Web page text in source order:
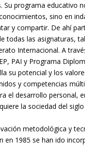
Su programa educativo
sino en
y compartir. De ahí
todas las asignaturas,
Internacional. A
PAI y Programa
su potencial y los
y competencias
el desarrollo personal,
la sociedad del siglo
metodológica y
en 1985 se han ido